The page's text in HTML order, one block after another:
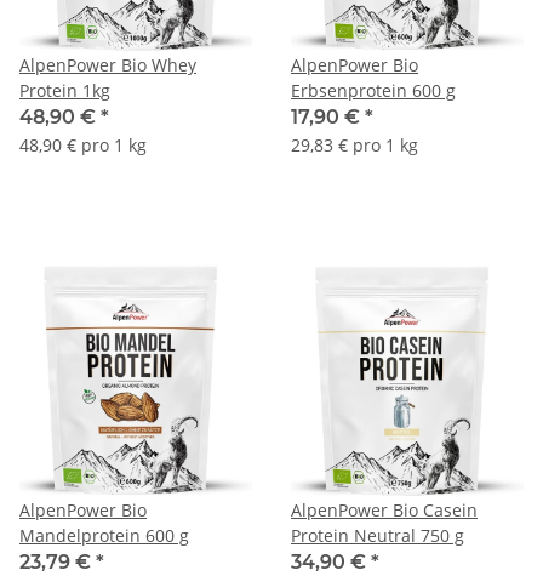
AlpenPower Bio Whey
Protein 1kg
48,90 € *
48,90 € pro 1 kg
AlpenPower Bio
Erbsenprotein 600 g
17,90 € *
29,83 € pro 1 kg
AlpenPower Bio
Mandelprotein 600 g
23,79 € *
AlpenPower Bio Casein
Protein Neutral 750 g
34,90 € *